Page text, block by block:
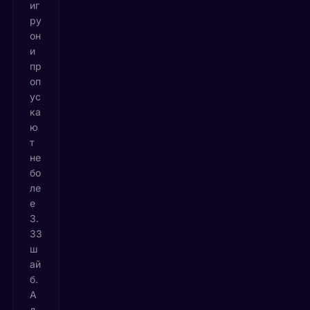
иг
ру
он
и
пр
оп
ус
ка
ю
т
не
бо
ле
е
3.
33
ш
ай
б.
А